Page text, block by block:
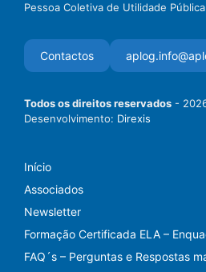
Pessoa Coletiva de Utilidade Pública
Contactos
Todos os direitos reservados -
Desenvolvimento: Direxis
Início
Associados
Newsletter
Formação Certificada ELA –
FAQ´s – Perguntas e Respostas